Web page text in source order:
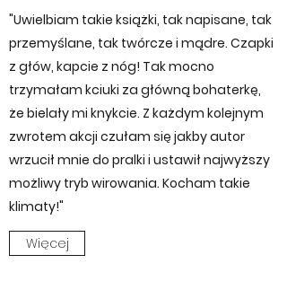
"Uwielbiam takie książki, tak napisane, tak
przemyślane, tak twórcze i mądre. Czapki
z głów, kapcie z nóg! Tak mocno
trzymałam kciuki za główną bohaterkę,
że bielały mi knykcie. Z każdym kolejnym
zwrotem akcji czułam się jakby autor
wrzucił mnie do pralki i ustawił najwyższy
możliwy tryb wirowania. Kocham takie
klimaty!"
Więcej